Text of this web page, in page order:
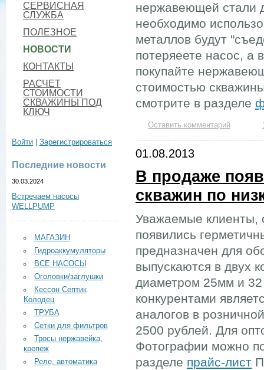
СЕРВИСНАЯ
СЛУЖБА
ПОЛЕЗНОЕ
НОВОСТИ
КОНТАКТЫ
РАСЧЕТ
СТОИМОСТИ
СКВАЖИНЫ ПОД
КЛЮЧ
Войти Зарегистрироваться
Последние новости
30.03.2024
Встречаем насосы
WELLPUMP
МАГАЗИН
Гидроаккумуляторы
ВСЕ НАСОСЫ
Оголовки/заглушки
Кессон Септик
Колодец
ТРУБА
Сетки для фильтров
Тросы нержавейка,
крепеж
Реле, автоматика
нержавеющей стали
необходимо
металлов будут
потеряеете насос, а
покупайте
стоимостью
смотрите в разделе
Оставить комментарий
01.08.2013
В продаже
скважин по
Уважаемые клиенты,
появились
предназначен для
выпускаются в двух
диаметром 25мм и
конкурентами
аналогов в
2500 рублей. Для
Фотографии можно
разделе прайс-лист